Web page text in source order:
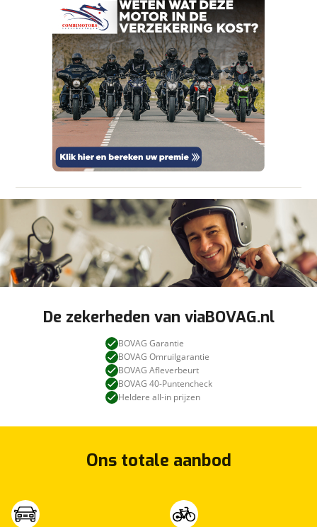
om je aanvraag zo goed mogelijk bij de
aanbieder te brengen. Lees hier meer over in
onzeprivacyverklaring .
Verstuur mijn vraag
viaBOVAG.nl verwerkt je persoonsgegevens
om je aanvraag zo goed mogelijk bij de
aanbieder te brengen. Lees hier meer over in
onzeprivacyverklaring .
Stuur mijn bevinding door
De zekerheden van viaBOVAG.nl
BOVAG Garantie
BOVAG Omruilgarantie
BOVAG Afleverbeurt
BOVAG 40-Puntencheck
Heldere all-in prijzen
Ons totale aanbod